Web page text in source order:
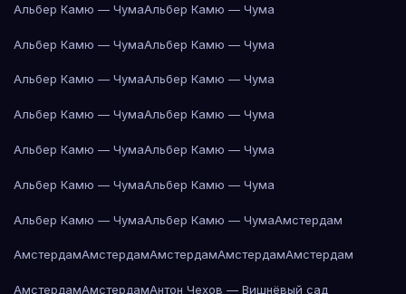
Альбер Камю — ЧумаАльбер Камю — Чума
Альбер Камю — ЧумаАльбер Камю — Чума
Альбер Камю — ЧумаАльбер Камю — Чума
Альбер Камю — ЧумаАльбер Камю — Чума
Альбер Камю — ЧумаАльбер Камю — Чума
Альбер Камю — ЧумаАльбер Камю — Чума
Альбер Камю — ЧумаАльбер Камю — ЧумаАмстердам
АмстердамАмстердамАмстердамАмстердамАмстердам
АмстердамАмстердамАнтон Чехов — Вишнёвый сад